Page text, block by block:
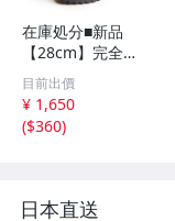
在庫処分■新品
【28cm】完全防
水 レインブーツ
メンズ ブーツ レ
インシューズ 防
水 ロングブーツ
雨
目前出價
¥ 1,650
($360)
日本直送